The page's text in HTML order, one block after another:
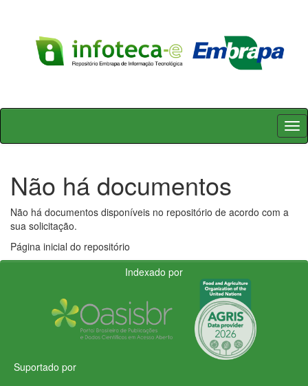
Skip
Não há documentos
Não há documentos disponíveis no repositório de acordo com a
sua solicitação.
Página inicial do repositório
Indexado por
Suportado por